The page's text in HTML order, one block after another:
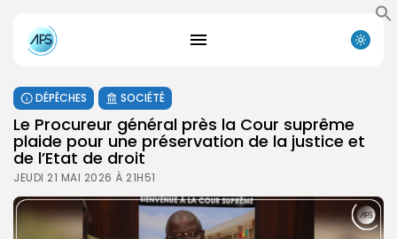
DÉPÊCHES SOCIÉTÉ
Le Procureur général près la Cour suprême
plaide pour une préservation de la justice et
de l’Etat de droit
JEUDI 21 MAI 2026 À 21H51